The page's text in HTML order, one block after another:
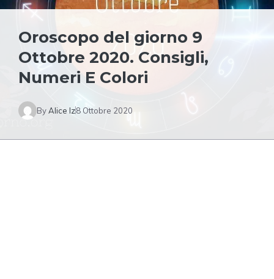
Oroscopo del giorno 9
Ottobre 2020. Consigli,
Numeri E Colori
ByAlice Iz8 Ottobre 2020